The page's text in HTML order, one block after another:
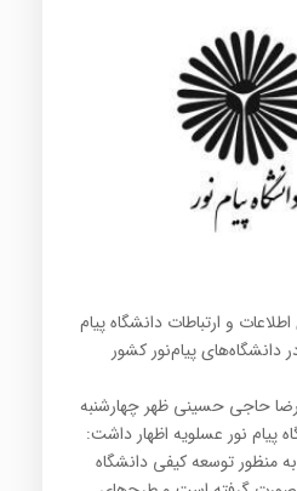
و ارتباطات دانشگاه پیام
نفر در دانشگاه‌های پیام‌نور کشور
رضا حاجی حسینی ظهر چهارشنبه
پیام نور عسلویه اظهار داشت:
منظور توسعه کیفی دانشگاه